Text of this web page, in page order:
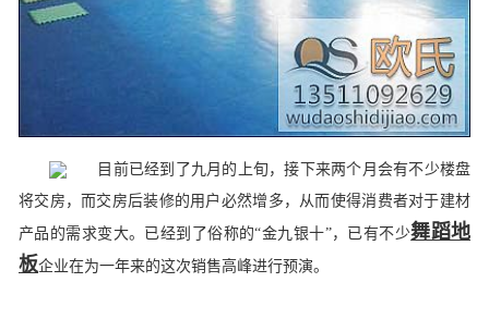
目前已经到了九月的上旬，接下来两个月会有不少楼盘
将交房，而交房后装修的用户必然增多，从而使得消费者对于建材
产品的需求变大。已经到了俗称的“金九银十”，已有不少舞蹈地
板企业在为一年来的这次销售高峰进行预演。